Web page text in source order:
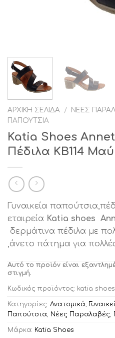
ΑΡΧΙΚΉ ΣΕΛΊΔΑ / ΝΈΕΣ
ΠΑΠΟΎΤΣΙΑ
Katia Shoes
Πέδιλα ΚΒ114
Γυναικεία
εταιρεία Katia shoes
δερμάτινα πέδιλα με
,άνετο πάτημα για
Αυτό το προϊόν είναι
στιγμή.
Κωδικός προϊόντος: katia
Κατηγορίες: Ανατομικά,
Παπούτσια, Νέες Παραλαβές,
Μάρκα: Katia Shoes